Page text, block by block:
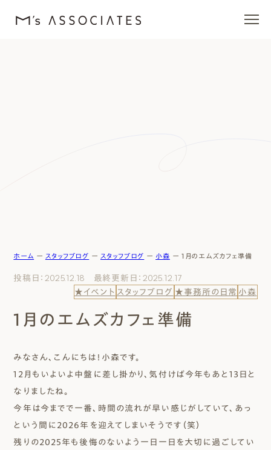
エムズのこと
0120-40-6613
まずは相談する[無料]
モデルハウスを見る
ファーストプランを試す
ホーム ー スタッフブログ ー スタッフブログ ー 小森 ー 1月のエムズカフェ準備
投稿日：2025.12.18 最終更新日：2025.12.17
★イベント スタッフブログ ★事務所の日常 小森
1月のエムズカフェ準備
みなさん、こんにちは！小森です。
12月もいよいよ中盤に差し掛かり、気付けば今年もあと13日と
なりましたね。
今年は今までで一番、時間の流れが早い感じがしていて、あっ
という間に2026年を迎えてしまいそうです（笑）
残りの2025年も後悔のないよう一日一日を大切に過ごしてい